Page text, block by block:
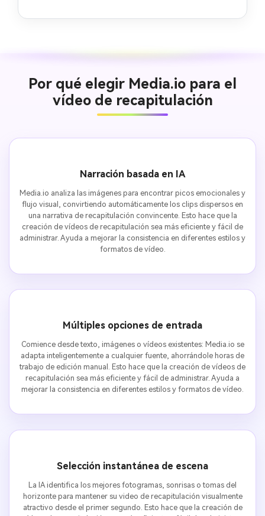
Por qué elegir Media.io para el
vídeo de recapitulación
Narración basada en IA
Media.io analiza las imágenes para encontrar picos emocionales y
flujo visual, convirtiendo automáticamente los clips dispersos en
una narrativa de recapitulación convincente. Esto hace que la
creación de vídeos de recapitulación sea más eficiente y fácil de
administrar. Ayuda a mejorar la consistencia en diferentes estilos y
formatos de vídeo.
Múltiples opciones de entrada
Comience desde texto, imágenes o vídeos existentes: Media.io se
adapta inteligentemente a cualquier fuente, ahorrándole horas de
trabajo de edición manual. Esto hace que la creación de vídeos de
recapitulación sea más eficiente y fácil de administrar. Ayuda a
mejorar la consistencia en diferentes estilos y formatos de vídeo.
Selección instantánea de escena
La IA identifica los mejores fotogramas, sonrisas o tomas del
horizonte para mantener su video de recapitulación visualmente
atractivo desde el primer segundo. Esto hace que la creación de